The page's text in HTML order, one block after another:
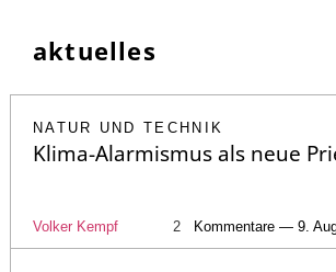
aktuelles
NATUR UND TECHNIK
Klima-Alarmismus als neue
Volker Kempf 2 Kommentare — 9.